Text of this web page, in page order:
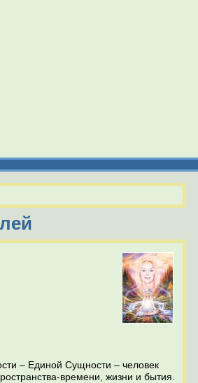
– Единой Сущности – человек
времени, жизни и бытия.